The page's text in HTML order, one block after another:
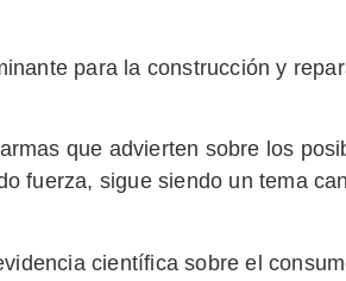
para la construcción y
que advierten sobre los
fuerza, sigue siendo un tema
científica sobre el